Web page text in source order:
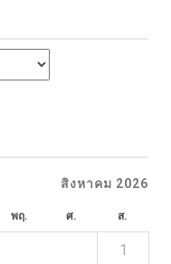
สิงหาคม 2026
พฤ. ศ. ส.
1